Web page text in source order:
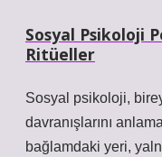
Sosyal Psikoloji
Ritüeller
Sosyal psikoloji,
davranışlarını
bağlamdaki yeri,